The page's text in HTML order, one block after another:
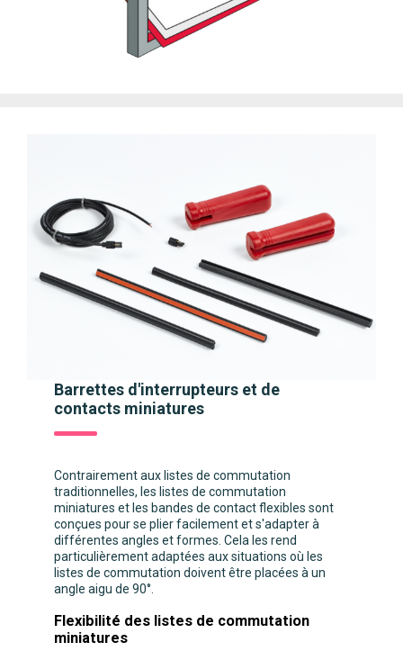
Barrettes d'interrupteurs et de
contacts miniatures
Contrairement aux listes de commutation
traditionnelles, les listes de commutation
miniatures et les bandes de contact flexibles sont
conçues pour se plier facilement et s'adapter à
différentes angles et formes. Cela les rend
particulièrement adaptées aux situations où les
listes de commutation doivent être placées à un
angle aigu de 90°.
Flexibilité des listes de commutation
miniatures